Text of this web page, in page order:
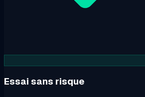
Essai sans risque